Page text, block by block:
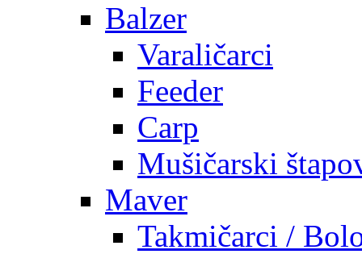
Balzer
Varaličarci
Feeder
Carp
Mušičarski
Maver
Takmičarci /